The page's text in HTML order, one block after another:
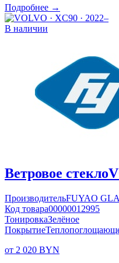
Подробнее →
В наличии
Ветровое стекло
ПроизводительFUYAO
Код товара00000012995
ТонировкаЗелёное
Покрытие
от 2 020 BYN